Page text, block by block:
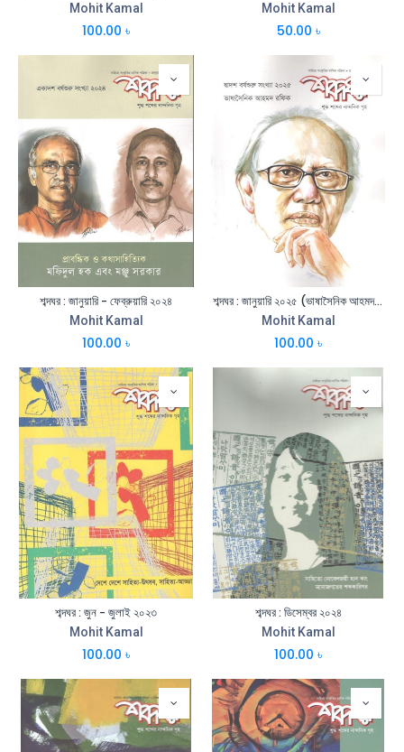
Mohit Kamal
100.00 ৳
Mohit Kamal
50.00 ৳
শব্দঘর : জানুয়ারি - ফেব্রুয়ারি ২০২৪
Mohit Kamal
100.00 ৳
শব্দঘর : জানুয়ারি ২০২৫ (ভাষাসৈনিক আহমদ রফিক)
Mohit Kamal
100.00 ৳
শব্দঘর : জুন - জুলাই ২০২৩
Mohit Kamal
100.00 ৳
শব্দঘর : ডিসেম্বর ২০২৪
Mohit Kamal
100.00 ৳